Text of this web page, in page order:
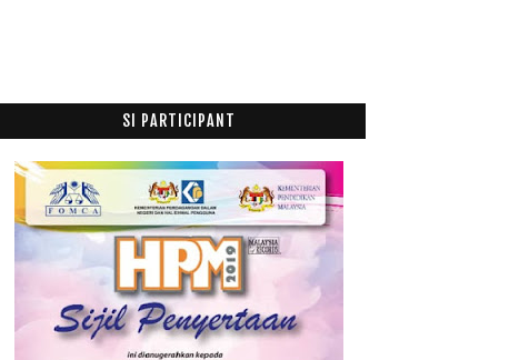
Januari(7)
►2017(199)
2016(174)
2015(199)
►2014
2012 (100)
SI PARTICIPANT